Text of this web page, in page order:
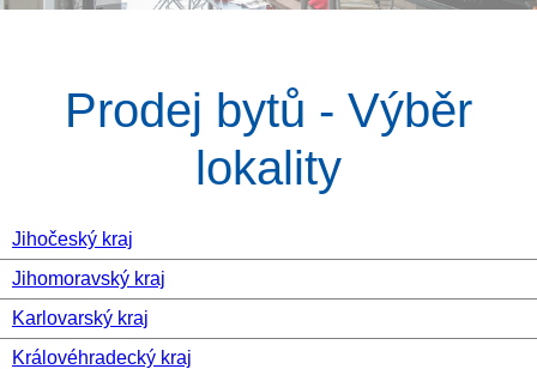
Prodej bytů - Výběr
lokality
Jihočeský kraj
Jihomoravský kraj
Karlovarský kraj
Královéhradecký kraj